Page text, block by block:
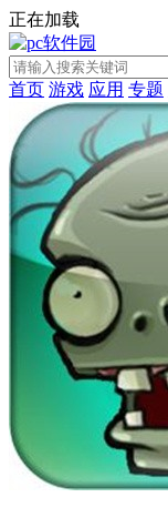
正在加载
首页 游戏 应用 专题